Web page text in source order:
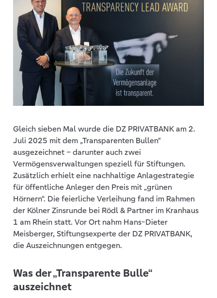
Gleich sieben Mal wurde die DZ PRIVATBANK am 2.
Juli 2025 mit dem „Transparenten Bullen“
ausgezeichnet – darunter auch zwei
Vermögensverwaltungen speziell für Stiftungen.
Zusätzlich erhielt eine nachhaltige Anlagestrategie
für öffentliche Anleger den Preis mit „grünen
Hörnern“. Die feierliche Verleihung fand im Rahmen
der Kölner Zinsrunde bei Rödl & Partner im Kranhaus
1 am Rhein statt. Vor Ort nahm Hans-Dieter
Meisberger, Stiftungsexperte der DZ PRIVATBANK,
die Auszeichnungen entgegen.
Was der „Transparente Bulle“
auszeichnet